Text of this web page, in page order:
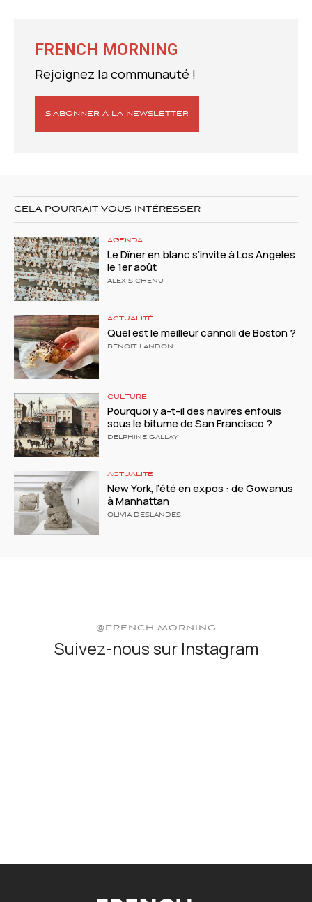
FRENCH MORNING
Rejoignez la communauté !
S’ABONNER À LA NEWSLETTER
CELA POURRAIT VOUS INTÉRESSER
AGENDA
Le Dîner en blanc s’invite à Los Angeles
le 1er août
ALEXIS CHENU
ACTUALITÉ
Quel est le meilleur cannoli de Boston ?
BENOIT LANDON
CULTURE
Pourquoi y a-t-il des navires enfouis
sous le bitume de San Francisco ?
DELPHINE GALLAY
ACTUALITÉ
New York, l’été en expos : de Gowanus
à Manhattan
OLIVIA DESLANDES
@FRENCH.MORNING
Suivez-nous sur Instagram